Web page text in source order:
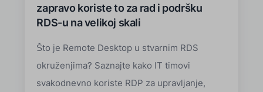
zapravo koriste to za rad i podršku
RDS-u na velikoj skali
Što je Remote Desktop u stvarnim RDS
okruženjima? Saznajte kako IT timovi
svakodnevno koriste RDP za upravljanje,